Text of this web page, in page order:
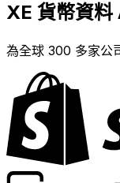
XE 貨幣資料
為全球 300 多家公